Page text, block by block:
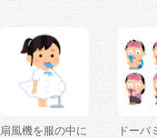
扇風機を服の中に
ドーパ